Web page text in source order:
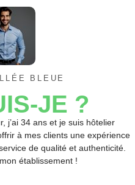
BLEUE
JE ?
j’ai 34 ans et je suis hôtelier
à mes clients une expérience
de qualité et authenticité.
établissement !